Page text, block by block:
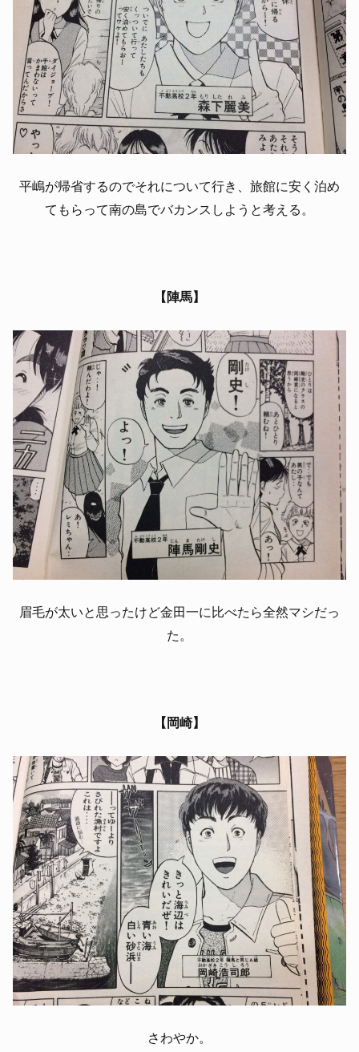
平嶋が帰省するのでそれについて行き、旅館に安く泊め
てもらって南の島でバカンスしようと考える。
【陣馬】
眉毛が太いと思ったけど金田一に比べたら全然マシだっ
た。
【岡崎】
さわやか。